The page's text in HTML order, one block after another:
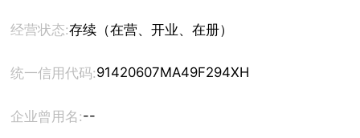
经营状态:存续（在营、开业、在册）
统一信用代码:91420607MA49F294XH
企业曾用名:--